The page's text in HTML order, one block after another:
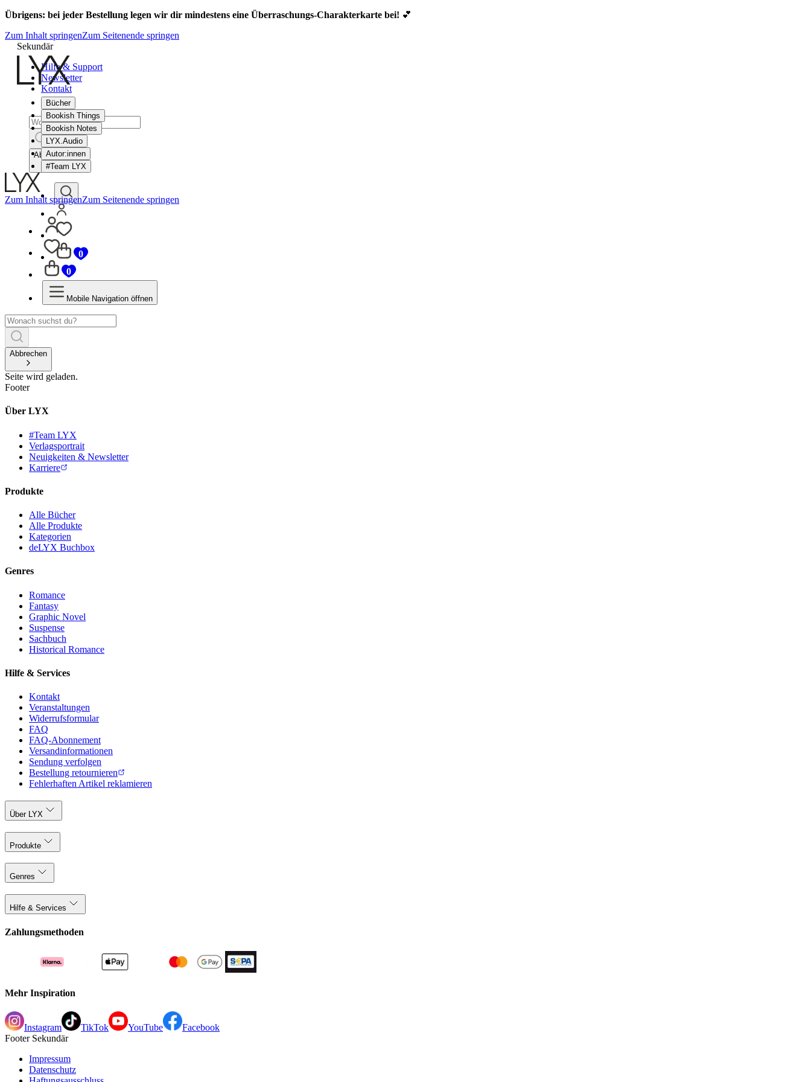
Übrigens: bei jeder Bestellung legen wir dir mindestens eine Überraschungs-Charakterkarte bei! 💕
Zum Inhalt springenZum Seitenende springen
Sekundär
Hilfe & Support
Newsletter
Kontakt
Bücher
Bookish Things
Bookish Notes
LYX.Audio
Autor:innen
#Team LYX
0
Abbrechen
Zum Inhalt springenZum Seitenende springen
0
Mobile Navigation öffnen
Abbrechen
Seite wird geladen.
Footer
Über LYX
#Team LYX
Verlagsportrait
Neuigkeiten & Newsletter
Karriere
Produkte
Alle Bücher
Alle Produkte
Kategorien
deLYX Buchbox
Genres
Romance
Fantasy
Graphic Novel
Suspense
Sachbuch
Historical Romance
Hilfe & Services
Kontakt
Veranstaltungen
Widerrufsformular
FAQ
FAQ-Abonnement
Versandinformationen
Sendung verfolgen
Bestellung retournieren
Fehlerhaften Artikel reklamieren
Über LYX
Produkte
Genres
Hilfe & Services
Zahlungsmethoden
Mehr Inspiration
Instagram TikTok YouTube
Facebook
Footer Sekundär
Impressum
Datenschutz